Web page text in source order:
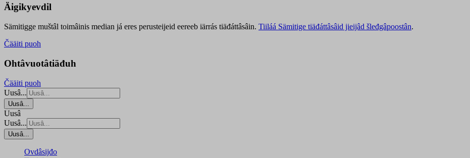
Äigikyevdil
Sämitigge muštâl toimâinis median já eres perusteijeid eereeb iärrás tiäđáttâsâin. Tiiláá Sämitige tiäđáttâsâid jieijâd šleđgâpoostân.
Čääiti puoh
Ohtâvuotâtiäđuh
Čääiti puoh
Uusâ...
Uusâ...
Uusâ
Uusâ...
Uusâ...
Ovdâsijđo